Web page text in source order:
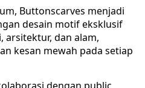
Buttonscarves menjadi
desain motif eksklusif
arsitektur, dan alam,
kesan mewah pada setiap